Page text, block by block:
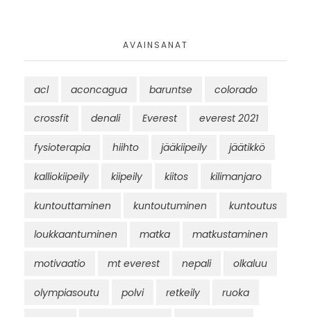
AVAINSANAT
acl aconcagua baruntse colorado
crossfit denali Everest everest 2021
fysioterapia hiihto jääkiipeily jäätikkö
kalliokiipeily kiipeily kiitos kilimanjaro
kuntouttaminen kuntoutuminen kuntoutus
loukkaantuminen matka matkustaminen
motivaatio mt everest nepali olkaluu
olympiasoutu polvi retkeily ruoka